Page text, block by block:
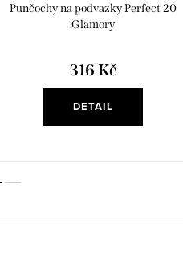
Punčochy na podvazky Perfect 20
Glamory
316 Kč
DETAIL